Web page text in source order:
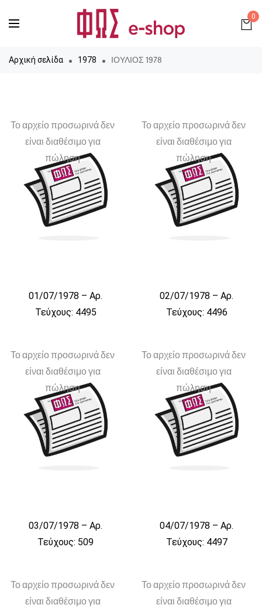
0
Αρχική σελίδα 1978 ΙΟΥΛΙΟΣ 1978
Το αρχείο προσωρινά δεν
είναι διαθέσιμο για
πώληση
01/07/1978 – Αρ.
Τεύχους: 4495
Το αρχείο προσωρινά δεν
είναι διαθέσιμο για
πώληση
02/07/1978 – Αρ.
Τεύχους: 4496
Το αρχείο προσωρινά δεν
είναι διαθέσιμο για
πώληση
03/07/1978 – Αρ.
Τεύχους: 509
Το αρχείο προσωρινά δεν
είναι διαθέσιμο για
πώληση
04/07/1978 – Αρ.
Τεύχους: 4497
Το αρχείο προσωρινά δεν
είναι διαθέσιμο για
Το αρχείο προσωρινά δεν
είναι διαθέσιμο για